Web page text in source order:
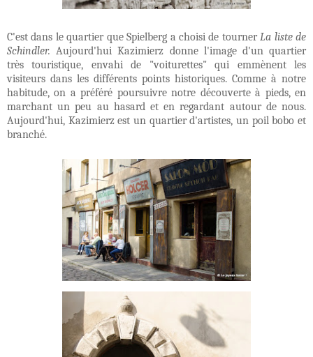
C'est dans le quartier que Spielberg a choisi de tournerLa liste de
Schindler.Aujourd'hui Kazimierz donne l'image d'un quartier
très touristique, envahi de "voiturettes" qui emmènent les
visiteurs dans les différents points historiques. Comme à notre
habitude, on a préféré poursuivre notre découverte à pieds, en
marchant un peu au hasard et en regardant autour de nous.
Aujourd'hui, Kazimierz est un quartier d'artistes, un poil bobo et
branché.